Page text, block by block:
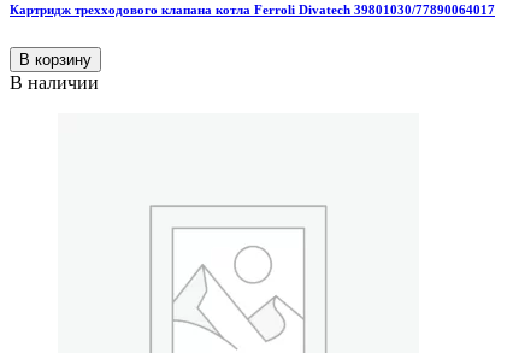
Картридж трехходового клапана котла Ferroli Divatech 39801030/77890064017
В корзину
В наличии